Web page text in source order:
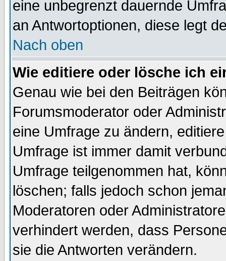
eine unbegrenzt dauernde
an Antwortoptionen, diese legt
Nach oben
Wie editiere oder lösche ich
Genau wie bei den Beiträgen
Forumsmoderator oder
eine Umfrage zu ändern,
Umfrage ist immer damit
Umfrage teilgenommen hat,
löschen; falls jedoch schon
Moderatoren oder
verhindert werden, dass
sie die Antworten verändern.